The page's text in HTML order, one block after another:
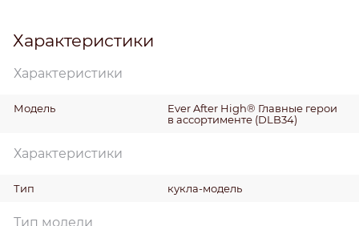
Характеристики
Характеристики
Модель
Ever After High® Главные герои
в ассортименте (DLB34)
Характеристики
Тип кукла-модель
Тип модели